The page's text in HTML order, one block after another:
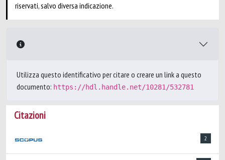
riservati, salvo diversa indicazione.
Utilizza questo identificativo per citare o creare un link a questo
documento: https://hdl.handle.net/10281/532781
Citazioni
2